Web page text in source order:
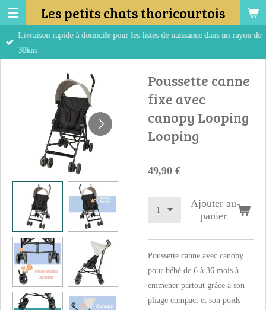
Passer
au
contenu
Les petits chats thoricourtois
Livraison rapide à domicile pour les listes de naissance dans un rayon de
30km
Poussette canne
fixe avec
canopy Looping
Looping
49,90 €
Ajouter au
panier
Poussette canne avec canopy
pour bébé de 6 à 36 mois à
emmener partout grâce à son
pliage compact et son poids